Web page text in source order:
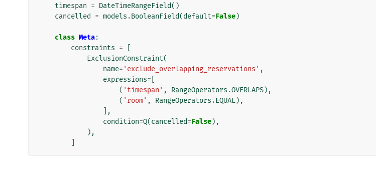
timespan = DateTimeRangeField()
cancelled
= models .BooleanField(default=False)
class Meta:
constraints =
ExclusionConstraint(
name= 'exclude_overlapping_reservations' ,
expressions=
( 'timespan' , RangeOperators .OVERLAPS),
( 'room' , RangeOperators .EQUAL),
],
condition=Q(cancelled=False),
),